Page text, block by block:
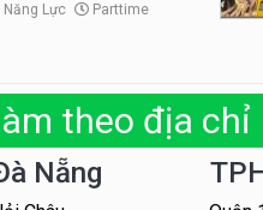
Năng Lực Parttime
theo địa chỉ
Nẵng